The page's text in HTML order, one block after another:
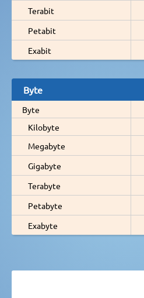
Terabit
Petabit
Exabit
Byte
Byte
Kilobyte
Megabyte
Gigabyte
Terabyte
Petabyte
Exabyte